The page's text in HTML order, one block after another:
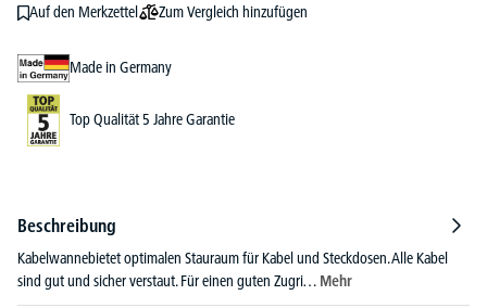
Auf den Merkzettel Zum Vergleich hinzufügen
Made in Germany
Top Qualität 5 Jahre Garantie
Beschreibung
Kabelwannebietet optimalen Stauraum für Kabel und Steckdosen. Alle Kabel
sind gut und sicher verstaut. Für einen guten Zugri… Mehr